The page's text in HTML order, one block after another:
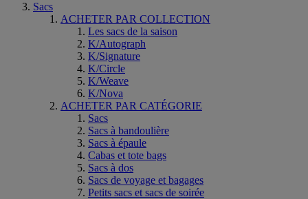
Sacs
ACHETER PAR COLLECTION
Les sacs de la saison
K/Autograph
K/Signature
K/Circle
K/Weave
K/Nova
ACHETER PAR CATÉGORIE
Sacs
Sacs à bandoulière
Sacs à épaule
Cabas et tote bags
Sacs à dos
Sacs de voyage et bagages
Petits sacs et sacs de soirée